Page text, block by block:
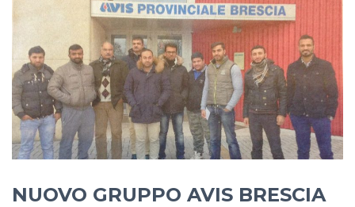
NUOVO GRUPPO AVIS BRESCIA